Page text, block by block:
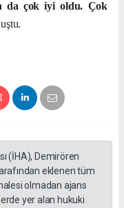
da çok iyi oldu. Çok
(İHA), Demirören
eklenen tüm
olmadan ajans
yer alan hukuki